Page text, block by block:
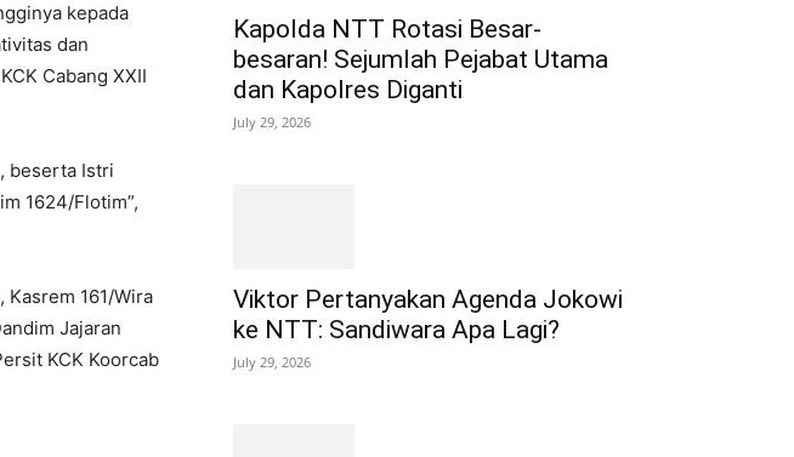
kepada
dan
Cabang XXII
beserta Istri
1624/Flotim”,
Kasrem 161/Wira
Jajaran
KCK Koorcab
Kapolda NTT Rotasi Besar-
besaran! Sejumlah Pejabat Utama
dan Kapolres Diganti
July 29, 2026
Viktor Pertanyakan Agenda Jokowi
ke NTT: Sandiwara Apa Lagi?
July 29, 2026